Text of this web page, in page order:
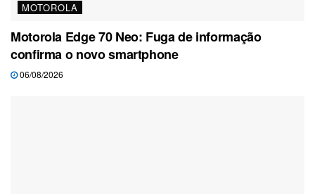
MOTOROLA
Motorola Edge 70 Neo: Fuga de informação
confirma o novo smartphone
06/08/2026